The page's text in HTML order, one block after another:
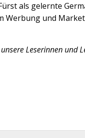
als gelernte
und
Leserinnen